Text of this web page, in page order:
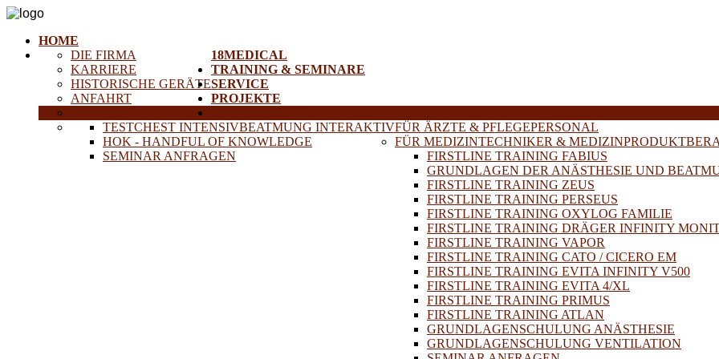
HOME
18MEDICAL
DIE FIRMA
KARRIERE
HISTORISCHE GERÄTE
ANFAHRT
TRAINING & SEMINARE
FÜR ÄRZTE & PFLEGEPERSONAL
TESTCHEST INTENSIVBEATMUNG INTERAKTIV
HOK - HANDFUL OF KNOWLEDGE
SEMINAR ANFRAGEN
FÜR MEDIZINTECHNIKER &
FIRSTLINE TRAINING FABIUS
GRUNDLAGEN DER ANÄSTHESIE UND
FIRSTLINE TRAINING ZEUS
FIRSTLINE TRAINING PERSEUS
FIRSTLINE TRAINING OXYLOG FAMILIE
FIRSTLINE TRAINING DRÄGER INFINITY
FIRSTLINE TRAINING VAPOR
FIRSTLINE TRAINING CATO / CICERO EM
FIRSTLINE TRAINING EVITA INFINITY V500
FIRSTLINE TRAINING EVITA 4/XL
FIRSTLINE TRAINING PRIMUS
FIRSTLINE TRAINING ATLAN
GRUNDLAGENSCHULUNG ANÄSTHESIE
GRUNDLAGENSCHULUNG VENTILATION
SERVICE
PROJEKTE